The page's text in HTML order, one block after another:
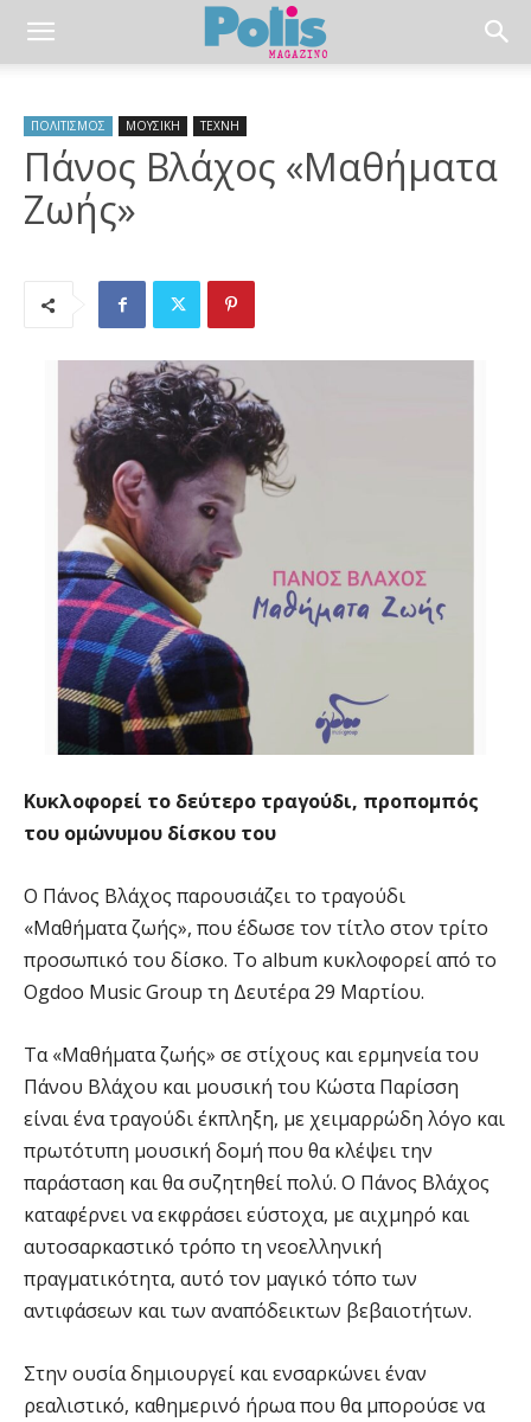
ΠΟΛΙΤΙΣΜΟΣ ΜΟΥΣΙΚΗ ΤΕΧΝΗ
Πάνος Βλάχος «Μαθήματα
Ζωής»
Κυκλοφορεί το δεύτερο τραγούδι, προπομπός
του ομώνυμου δίσκου του
Ο Πάνος Βλάχος παρουσιάζει το τραγούδι
«Μαθήματα ζωής», που έδωσε τον τίτλο στον τρίτο
προσωπικό του δίσκο. Το album κυκλοφορεί από το
Ogdoo Music Group τη Δευτέρα 29 Μαρτίου.
Τα «Μαθήματα ζωής» σε στίχους και ερμηνεία του
Πάνου Βλάχου και μουσική του Κώστα Παρίσση
είναι ένα τραγούδι έκπληξη, με χειμαρρώδη λόγο και
πρωτότυπη μουσική δομή που θα κλέψει την
παράσταση και θα συζητηθεί πολύ. Ο Πάνος Βλάχος
καταφέρνει να εκφράσει εύστοχα, με αιχμηρό και
αυτοσαρκαστικό τρόπο τη νεοελληνική
πραγματικότητα, αυτό τον μαγικό τόπο των
αντιφάσεων και των αναπόδεικτων βεβαιοτήτων.
Στην ουσία δημιουργεί και ενσαρκώνει έναν
ρεαλιστικό, καθημερινό ήρωα που θα μπορούσε να